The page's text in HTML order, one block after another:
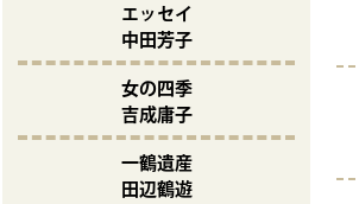
エッセイ
中田芳子
女の四季
吉成庸子
一鶴遺産
田辺鶴遊